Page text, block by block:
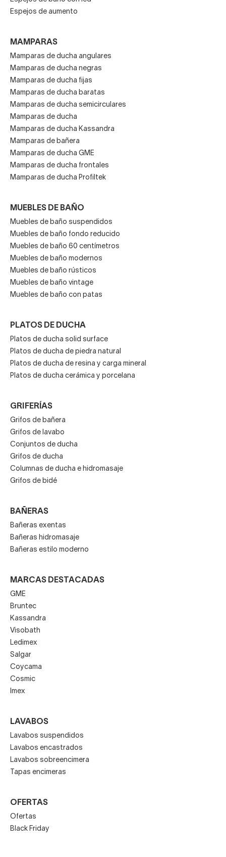
Espejos de aumento
MAMPARAS
Mamparas de ducha angulares
Mamparas de ducha negras
Mamparas de ducha fijas
Mamparas de ducha baratas
Mamparas de ducha semicirculares
Mamparas de ducha
Mamparas de ducha Kassandra
Mamparas de bañera
Mamparas de ducha GME
Mamparas de ducha frontales
Mamparas de ducha Profiltek
MUEBLES DE BAÑO
Muebles de baño suspendidos
Muebles de baño fondo reducido
Muebles de baño 60 centímetros
Muebles de baño modernos
Muebles de baño rústicos
Muebles de baño vintage
Muebles de baño con patas
PLATOS DE DUCHA
Platos de ducha solid surface
Platos de ducha de piedra natural
Platos de ducha de resina y carga mineral
Platos de ducha cerámica y porcelana
GRIFERÍAS
Grifos de bañera
Grifos de lavabo
Conjuntos de ducha
Grifos de ducha
Columnas de ducha e hidromasaje
Grifos de bidé
BAÑERAS
Bañeras exentas
Bañeras hidromasaje
Bañeras estilo moderno
MARCAS DESTACADAS
GME
Bruntec
Kassandra
Visobath
Ledimex
Salgar
Coycama
Cosmic
Imex
LAVABOS
Lavabos suspendidos
Lavabos encastrados
Lavabos sobreencimera
Tapas encimeras
OFERTAS
Ofertas
Black Friday